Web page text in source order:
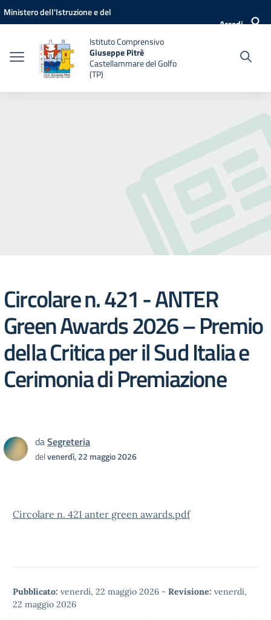
Vai ai contenuti
Vai al menu di navigazione
Vai al footer
Ministero dell'Istruzione e del
Accedi
Istituto Comprensivo
Giuseppe Pitrè
Castellammare del Golfo
(TP)
Circolare n. 421 - ANTER
Green Awards 2026 – Premio
della Critica per il Sud Italia e
Cerimonia di Premiazione
daSegreteria
delvenerdì, 22 maggio 2026
Circolare n. 421 anter green awards.pdf
Pubblicato: venerdì, 22 maggio 2026 - Revisione: venerdì,
22 maggio 2026